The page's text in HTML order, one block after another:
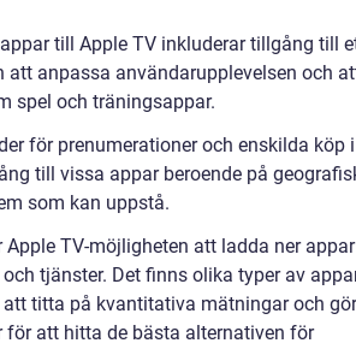
till Apple TV inkluderar tillgång till
anpassa användarupplevelsen och
spel och träningsappar.
för prenumerationer och enskilda köp
till vissa appar beroende på
som kan uppstå.
TV-möjligheten att ladda ner
tjänster. Det finns olika typer av
titta på kvantitativa mätningar och
att hitta de bästa alternativen för